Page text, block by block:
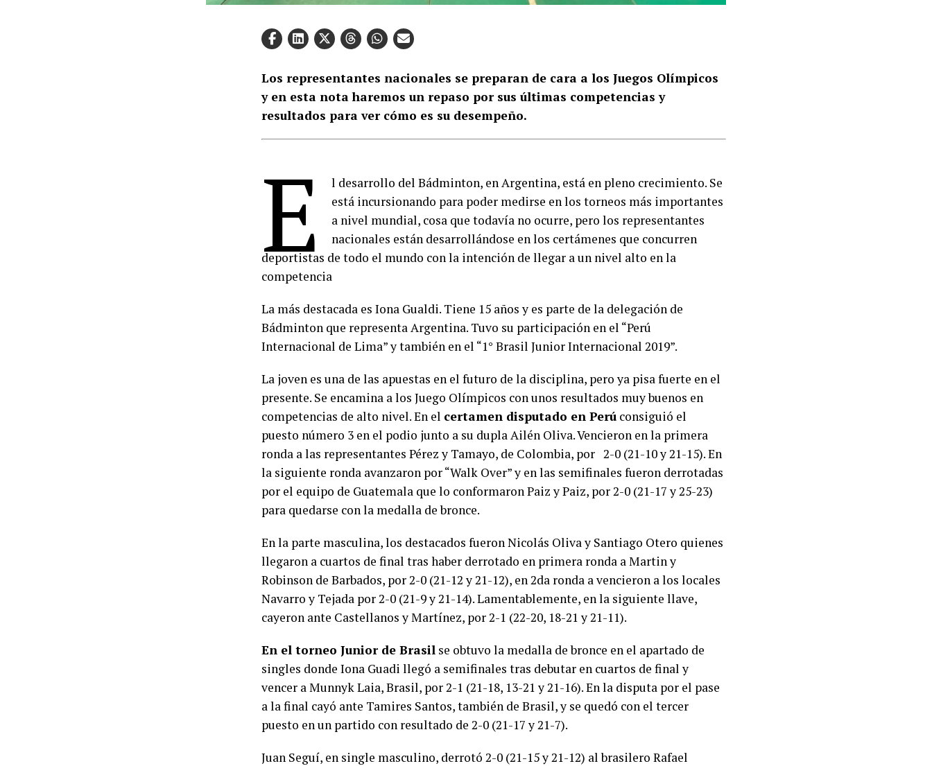
Los representantes nacionales se preparan de cara a los Juegos Olímpicos
y en esta nota haremos un repaso por sus últimas competencias y
resultados para ver cómo es su desempeño.
E
l desarrollo del Bádminton, en Argentina, está en pleno crecimiento. Se
está incursionando para poder medirse en los torneos más importantes
a nivel mundial, cosa que todavía no ocurre, pero los representantes
nacionales están desarrollándose en los certámenes que concurren
deportistas de todo el mundo con la intención de llegar a un nivel alto en la
competencia
La más destacada es Iona Gualdi. Tiene 15 años y es parte de la delegación de
Bádminton que representa Argentina. Tuvo su participación en el “Perú
Internacional de Lima” y también en el “1° Brasil Junior Internacional 2019”.
La joven es una de las apuestas en el futuro de la disciplina, pero ya pisa fuerte en el
presente. Se encamina a los Juego Olímpicos con unos resultados muy buenos en
competencias de alto nivel. En el certamen disputado en Perú consiguió el
puesto número 3 en el podio junto a su dupla Ailén Oliva. Vencieron en la primera
ronda a las representantes Pérez y Tamayo, de Colombia, por 2-0 (21-10 y 21-15). En
la siguiente ronda avanzaron por “Walk Over” y en las semifinales fueron derrotadas
por el equipo de Guatemala que lo conformaron Paiz y Paiz, por 2-0 (21-17 y 25-23)
para quedarse con la medalla de bronce.
En la parte masculina, los destacados fueron Nicolás Oliva y Santiago Otero quienes
llegaron a cuartos de final tras haber derrotado en primera ronda a Martin y
Robinson de Barbados, por 2-0 (21-12 y 21-12), en 2da ronda a vencieron a los locales
Navarro y Tejada por 2-0 (21-9 y 21-14). Lamentablemente, en la siguiente llave,
cayeron ante Castellanos y Martínez, por 2-1 (22-20, 18-21 y 21-11).
En el torneo Junior de Brasil se obtuvo la medalla de bronce en el apartado de
singles donde Iona Guadi llegó a semifinales tras debutar en cuartos de final y
vencer a Munnyk Laia, Brasil, por 2-1 (21-18, 13-21 y 21-16). En la disputa por el pase
a la final cayó ante Tamires Santos, también de Brasil, y se quedó con el tercer
puesto en un partido con resultado de 2-0 (21-17 y 21-7).
Juan Seguí, en single masculino, derrotó 2-0 (21-15 y 21-12) al brasilero Rafael